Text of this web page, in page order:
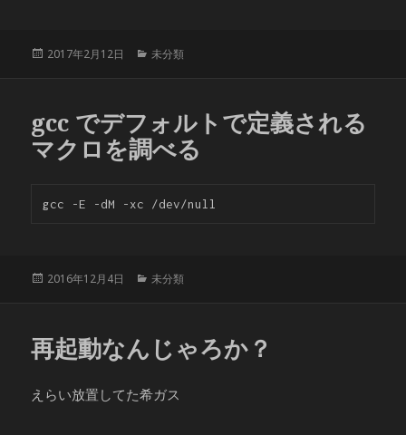
投
2017年2月12日
カ
ー
未分類
gcc でデフォルトで定義される
マクロを調べる
投
2016年12月4日
カ
ー
未分類
再起動なんじゃろか？
えらい放置してた希ガス